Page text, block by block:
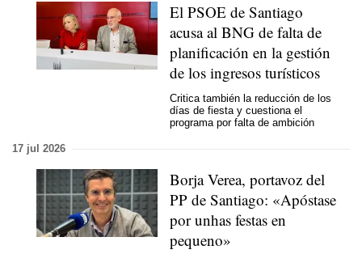
El PSOE de Santiago
acusa al BNG de falta de
planificación en la gestión
de los ingresos turísticos
Critica también la reducción de los
días de fiesta y cuestiona el
programa por falta de ambición
17 jul 2026
Borja Verea, portavoz del
PP de Santiago: «Apóstase
por unhas festas en
pequeno»